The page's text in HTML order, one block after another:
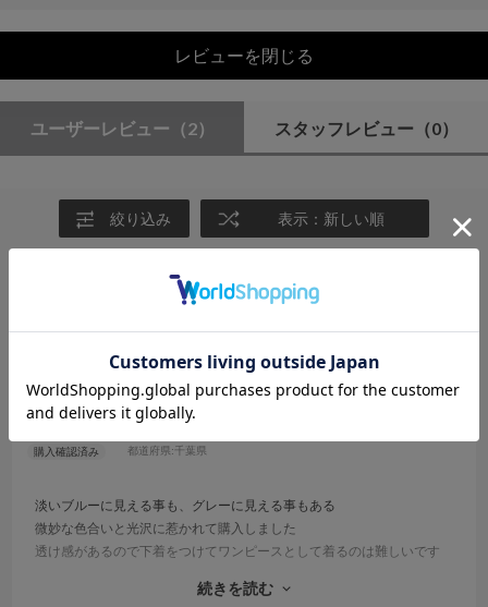
レビューを閉じる
ユーザーレビュー （2） スタッフレビュー （0）
絞り込み 表示：新しい順
涼しく美しく
カラー：GRAY
もも
年代:60代 性別:
都道府県:千葉県
淡いブルーに見える事も、グレーに見える事もある
微妙な色合いと光沢に惹かれて購入しました
透け感があるので下着をつけてワンピースとして着るのは難しいです
あえてワンピース風や羽織に使うのがおしゃれかと思います
続きを読む